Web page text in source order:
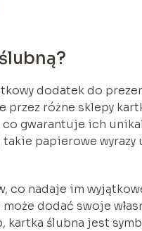
dodatek do
przez różne sklepy
gwarantuje ich
papierowe
co nadaje im
dodać swoje
ślubna jest